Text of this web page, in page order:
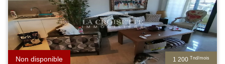
1 200 Tnd/mois
Non disponible